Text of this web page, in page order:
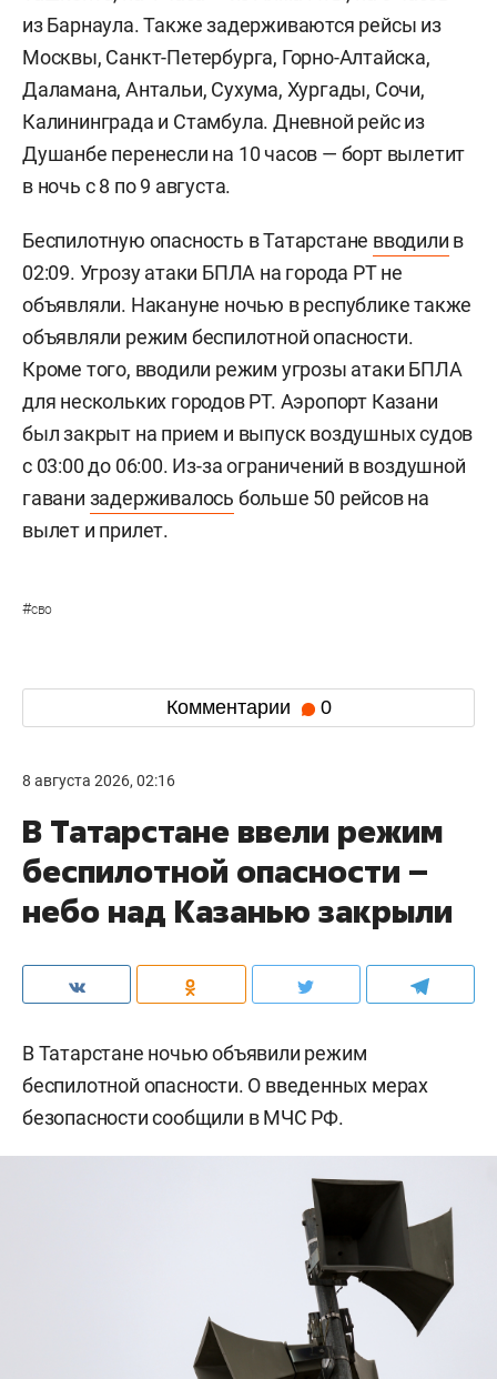
из Барнаула. Также задерживаются рейсы из
Москвы, Санкт-Петербурга, Горно-Алтайска,
Даламана, Антальи, Сухума, Хургады, Сочи,
Калининграда и Стамбула. Дневной рейс из
Душанбе перенесли на 10 часов — борт вылетит
в ночь с 8 по 9 августа.
Беспилотную опасность в Татарстане вводили в
02:09. Угрозу атаки БПЛА на города РТ не
объявляли. Накануне ночью в республике также
объявляли режим беспилотной опасности.
Кроме того, вводили режим угрозы атаки БПЛА
для нескольких городов РТ. Аэропорт Казани
был закрыт на прием и выпуск воздушных судов
с 03:00 до 06:00. Из-за ограничений в воздушной
гавани задерживалось больше 50 рейсов на
вылет и прилет.
#сво
Комментарии 0
8 августа 2026, 02:16
В Татарстане ввели режим
беспилотной опасности –
небо над Казанью закрыли
В Татарстане ночью объявили режим
беспилотной опасности. О введенных мерах
безопасности сообщили в МЧС РФ.